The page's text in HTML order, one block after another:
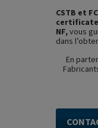
CSTB et
NF,vous
dans
En